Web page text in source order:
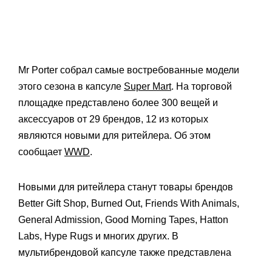
Mr Porter собрал самые востребованные модели
этого сезона в капсуле Super Mart. На торговой
площадке представлено более 300 вещей и
аксессуаров от 29 брендов, 12 из которых
являются новыми для ритейлера. Об этом
сообщает WWD.
Новыми для ритейлера станут товары брендов
Better Gift Shop, Burned Out, Friends With Animals,
General Admission, Good Morning Tapes, Hatton
Labs, Hype Rugs и многих других. В
мультибрендовой капсуле также представлена